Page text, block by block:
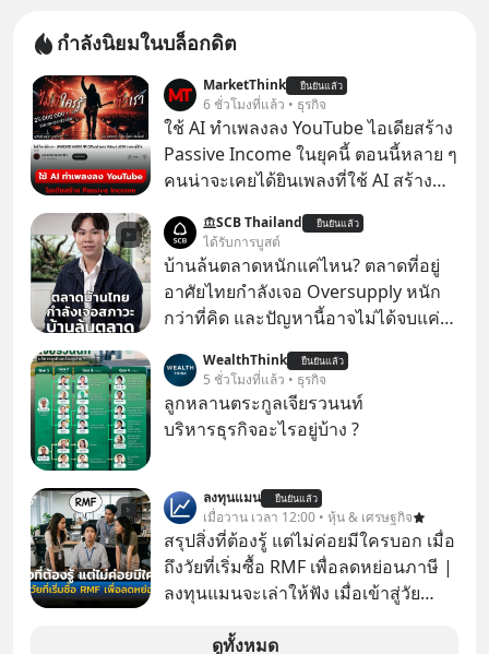
กำลังนิยมในบล็อกดิต
MarketThink ยืนยันแล้ว
6 ชั่วโมงที่แล้ว • ธุรกิจ
ใช้ AI ทำเพลงลง YouTube ไอเดียสร้าง
Passive Income ในยุคนี้ ตอนนี้หลาย ๆ
คนน่าจะเคยได้ยินเพลงที่ใช้ AI สร้าง
รู้ตัวเรา” จากช่องชื่อว่า UNHEARD
MUSIC ที่ตอนนี้มียอดรับชมกว่า 26
ล้านครั้งแล้ว
SCB Thailand ยืนยันแล้ว
ได้รับการบูสต์
บ้านล้นตลาดหนักแค่ไหน? ตลาดที่อยู่
อาศัยไทยกำลังเจอ Oversupply หนัก
กว่าที่คิด และปัญหานี้อาจไม่ได้จบแค่
ล้นตลาด #เศรษฐกิจไทย #EICAround
#SCBThailand สามารถดูคลิปที่
youtube ประกอบได้ที่ link :
https://youtube.com/shorts/-
WealthThink ยืนยันแล้ว
5 ชั่วโมงที่แล้ว • ธุรกิจ
ลูกหลานตระกูลเจียรวนนท์
บริหารธุรกิจอะไรอยู่บ้าง ?
ลงทุนแมน ยืนยันแล้ว
เมื่อวาน เวลา 12:00 • หุ้น & เศรษฐกิจ
สรุปสิ่งที่ต้องรู้ แต่ไม่ค่อยมีใครบอก เมื่อ
ถึงวัยที่เริ่มซื้อ RMF เพื่อลดหย่อนภาษี |
ลงทุนแมนจะเล่าให้ฟัง เมื่อเข้าสู่วัย
ดูทั้งหมด